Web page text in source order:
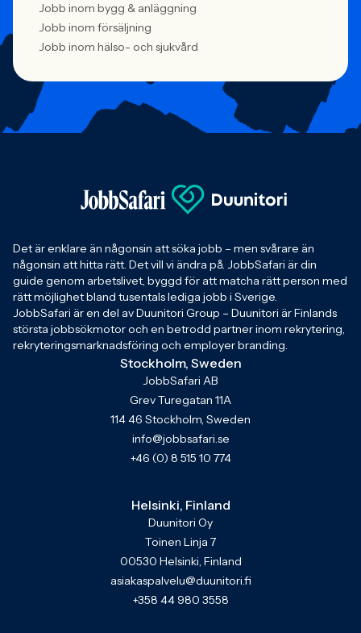
Jobb inom bygg & anläggning
Jobb inom försäljning
Jobb inom hälso- och sjukvård
Det är enklare än någonsin att söka jobb – men svårare än
någonsin att hitta rätt. Det vill vi ändra på. JobbSafari är din
guide genom arbetslivet, byggd för att matcha rätt person med
rätt möjlighet bland tusentals lediga jobb i Sverige.
JobbSafari är en del av Duunitori Group – Duunitori är Finlands
största jobbsökmotor och en betrodd partner inom rekrytering,
rekryteringsmarknadsföring och employer branding.
Stockholm, Sweden
JobbSafari AB
Grev Turegatan 11A
114 46 Stockholm, Sweden
info@jobbsafari.se
+46 (0) 8 515 10 774
Helsinki, Finland
Duunitori Oy
Toinen Linja 7
00530 Helsinki, Finland
asiakaspalvelu@duunitori.fi
+358 44 980 3558